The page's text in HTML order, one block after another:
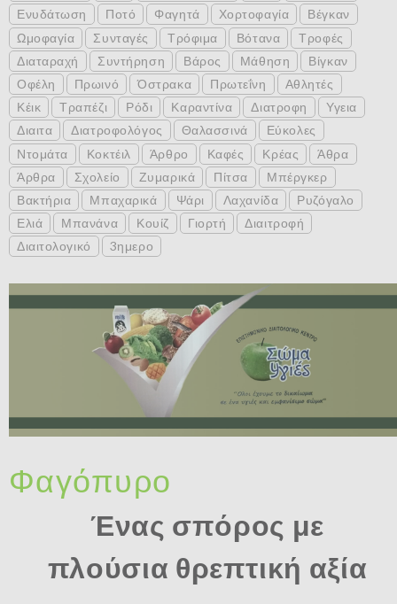
Ενυδάτωση
Ποτό Φαγητά Χορτοφαγία
Βέγκαν
Ωμοφαγία
Συνταγές Τρόφιμα Βότανα
Τροφές
Διαταραχή
Συντήρηση Βάρος Μάθηση
Βίγκαν
Οφέλη
Πρωινό Όστρακα Πρωτεΐνη
Αθλητές
Κέικ
Τραπέζι Ρόδι Καραντίνα Διατροφη
Υγεια
Διαιτα
Διατροφολόγος Θαλασσινά
Εύκολες
Ντομάτα
Κοκτέιλ Άρθρο Καφές Κρέας
Άθρα
Άρθρα
Σχολείο Ζυμαρικά Πίτσα
Μπέργκερ
Βακτήρια
Μπαχαρικά Ψάρι Λαχανίδα
Ρυζόγαλο
Ελιά
Μπανάνα Κουίζ Γιορτή
Διαιτροφή
Διαιτολογικό
3ημερο
Φαγόπυρο
Ένας σπόρος με
πλούσια θρεπτική αξία